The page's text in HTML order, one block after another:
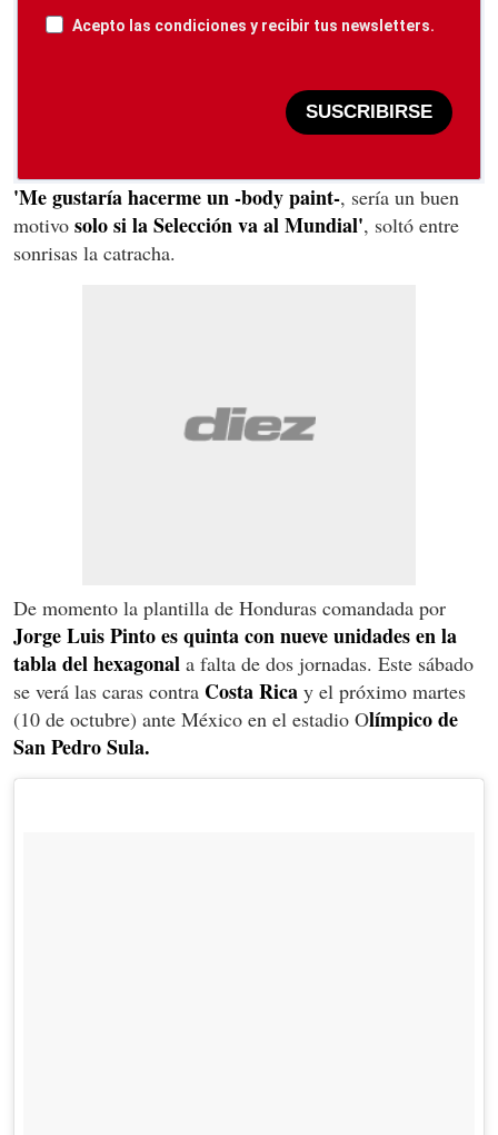
Acepto las condiciones y recibir tus newsletters.
SUSCRIBIRSE
'Me gustaría hacerme un -body paint-, sería un buen
motivo solo si la Selección va al Mundial', soltó entre
sonrisas la catracha.
De momento la plantilla de Honduras comandada por
Jorge Luis Pinto es quinta con nueve unidades en la
tabla del hexagonal a falta de dos jornadas. Este sábado
se verá las caras contra Costa Rica y el próximo martes
(10 de octubre) ante México en el estadio Olímpico de
San Pedro Sula.